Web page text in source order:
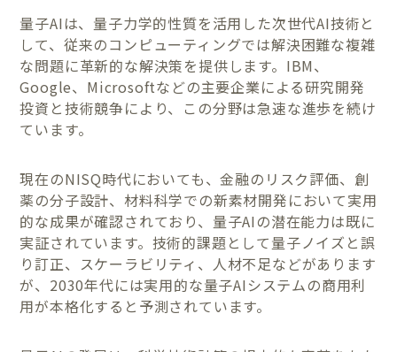
量子AIは、量子力学的性質を活用した次世代AI技術と
して、従来のコンピューティングでは解決困難な複雑
な問題に革新的な解決策を提供します。IBM、
Google、Microsoftなどの主要企業による研究開発
投資と技術競争により、この分野は急速な進歩を続け
ています。
現在のNISQ時代においても、金融のリスク評価、創
薬の分子設計、材料科学での新素材開発において実用
的な成果が確認されており、量子AIの潜在能力は既に
実証されています。技術的課題として量子ノイズと誤
り訂正、スケーラビリティ、人材不足などがあります
が、2030年代には実用的な量子AIシステムの商用利
用が本格化すると予測されています。